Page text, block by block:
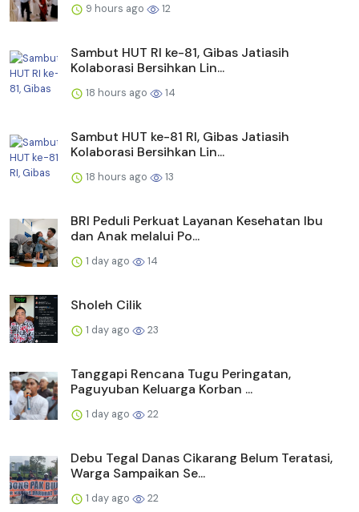
9 hours ago 12
Sambut HUT RI ke-81, Gibas Jatiasih
Kolaborasi Bersihkan Lin...
18 hours ago 14
Sambut HUT ke-81 RI, Gibas Jatiasih
Kolaborasi Bersihkan Lin...
18 hours ago 13
BRI Peduli Perkuat Layanan Kesehatan Ibu
dan Anak melalui Po...
1 day ago 14
Sholeh Cilik
1 day ago 23
Tanggapi Rencana Tugu Peringatan,
Paguyuban Keluarga Korban ...
1 day ago 22
Debu Tegal Danas Cikarang Belum Teratasi,
Warga Sampaikan Se...
1 day ago 22